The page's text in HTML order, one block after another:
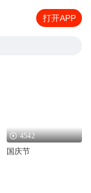
打开APP
4542
国庆节